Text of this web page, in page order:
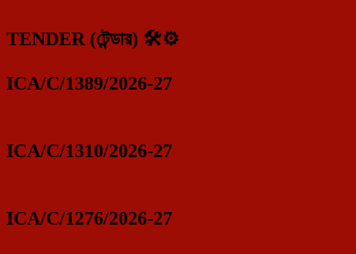
TENDER (টেন্ডার) 🛠️⚙️
ICA/C/1389/2026-27
ICA/C/1310/2026-27
ICA/C/1276/2026-27